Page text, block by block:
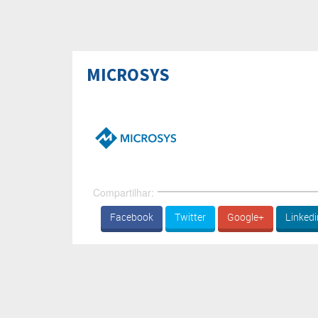
MICROSYS
Compartilhar:
Facebook Twitter Google+